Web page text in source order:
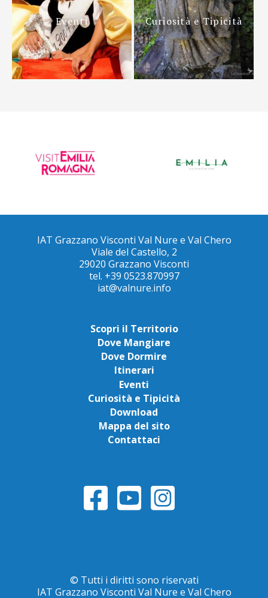
Eventi Curiosità e Tipicità
IAT Grazzano Visconti Val Nure e Val Chero
Viale del Castello, 2
29020 Grazzano Visconti
tel. +39 0523.870997
iat@valnure.info
Scopri il Territorio
Dove Mangiare
Dove Dormire
Itinerari
Eventi
Curiosità e Tipicità
Download
Mappa del sito
Contattaci
© Tutti i diritti sono riservati
IAT Grazzano Visconti Val Nure e Val Chero